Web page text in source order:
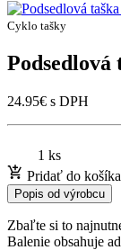
Cyklo tašky
24.95€ s DPH
1 ks
Pridať do košíka
Popis od výrobcu
Zbaľte si to
Balenie obsahuje